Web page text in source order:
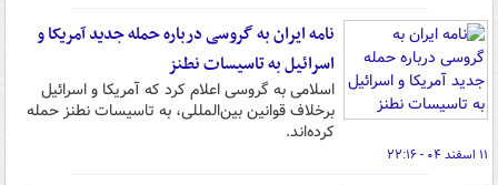
نامه ایران به گروسی درباره حمله جدید آمریکا و
اسرائیل به تاسیسات نطنز
اسلامی به گروسی اعلام کرد که آمریکا و اسرائیل
برخلاف قوانین‌ بین‌المللی، به تاسیسات نطنز حمله
کرده‌اند.
۱۱ اسفند ۰۴ - ۲۲:۱۶